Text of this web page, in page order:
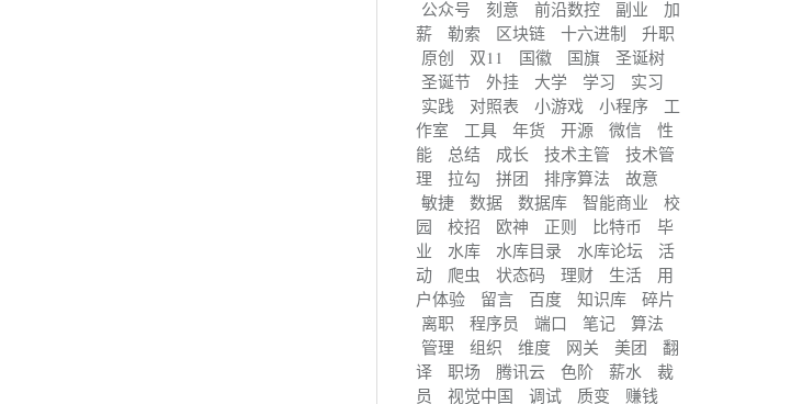
公众号
刻意 前沿数控 副业
加
薪
勒索 区块链 十六进制
升职
原创
双11 国徽 国旗
圣诞树
圣诞节
外挂 大学 学习
实习
实践
对照表 小游戏 小程序
工
作室
工具 年货 开源 微信
性
能
总结 成长 技术主管
技术管
理
拉勾 拼团 排序算法
故意
敏捷
数据 数据库 智能商业
校
园
校招 欧神 正则 比特币
毕
业
水库 水库目录 水库论坛
活
动
爬虫 状态码 理财 生活
用
户体验
留言 百度 知识库
碎片
离职
程序员 端口 笔记
算法
管理
组织 维度 网关 美团
翻
译
职场 腾讯云 色阶 薪水
裁
员
视觉中国 调试 质变 赚钱